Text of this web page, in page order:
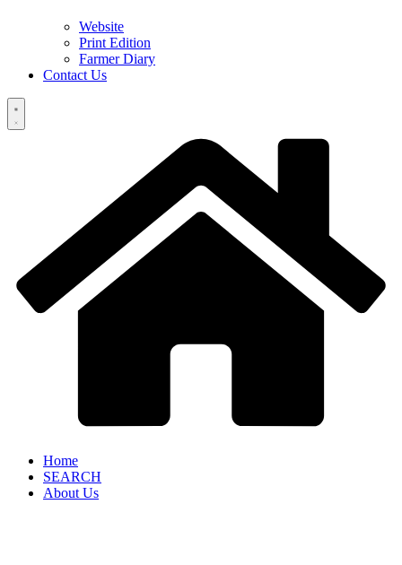
Website
Print Edition
Farmer Diary
Contact Us
Home
SEARCH
About Us